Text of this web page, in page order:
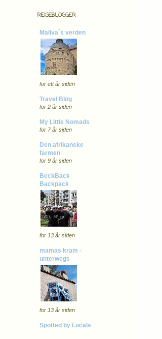
REISEBLOGGER
Maliva`s verden
for ett år siden
Travel Blog
for 2 år siden
My Little Nomads
for 7 år siden
Den afrikanske
farmen
for 9 år siden
BeckBack
Backpack
for 13 år siden
mamas kram -
unterwegs
for 13 år siden
Spotted by Locals